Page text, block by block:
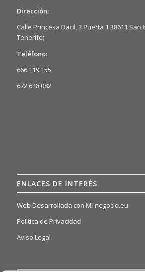
Dirección:
Calle Princesa Dacil, 3 Puerta 1 38611 San
Tenerife)
Teléfono:
666 119 155
672 628 082
ENLACES DE INTERÉS
Web Desarrollada con Mi-negocio.eu
Política de Privacidad
Aviso Legal